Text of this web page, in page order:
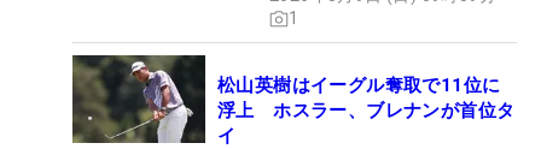
1
松山英樹はイーグル奪取で11位に
浮上 ホスラー、ブレナンが首位タ
イ